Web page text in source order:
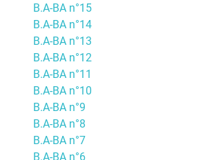
B.A-BA n°15
B.A-BA n°14
B.A-BA n°13
B.A-BA n°12
B.A-BA n°11
B.A-BA n°10
B.A-BA n°9
B.A-BA n°8
B.A-BA n°7
B.A-BA n°6